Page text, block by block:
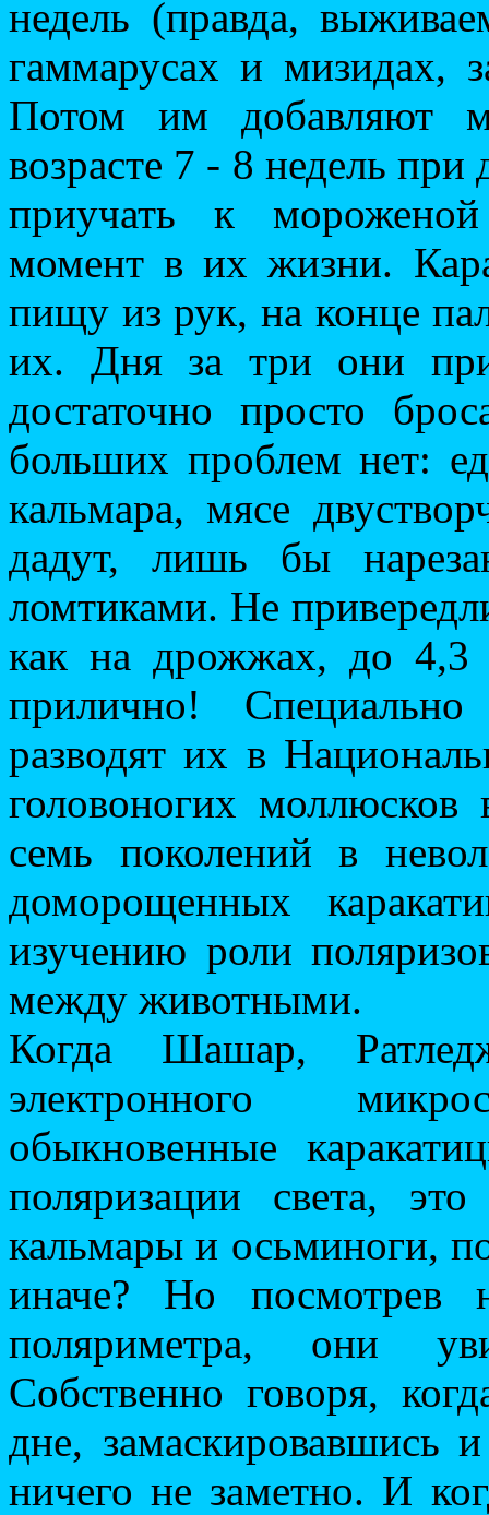
недель (правда,
гаммарусах и мизидах,
Потом им добавляют
возрасте 7 - 8 недель
приучать к
момент в их жизни.
пищу из рук, на конце
их. Дня за три они
достаточно просто
больших проблем нет:
кальмара, мясе
дадут, лишь бы
ломтиками. Не
как на дрожжах, до
прилично!
разводят их в
головоногих
семь поколений в
доморощенных
изучению роли
между животными.
Когда Шашар,
электронного
обыкновенные
поляризации света,
кальмары и осьминоги,
иначе? Но посмотрев
поляриметра, они
Собственно говоря,
дне, замаскировавшись
ничего не заметно. И